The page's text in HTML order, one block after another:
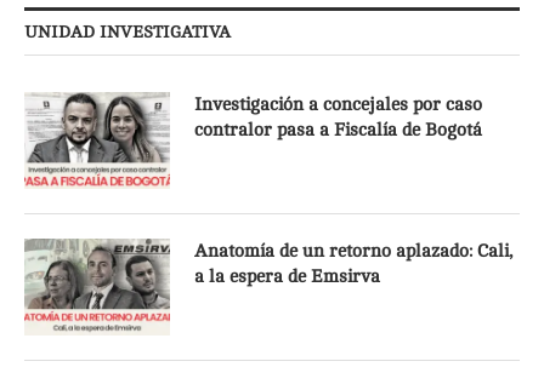
UNIDAD INVESTIGATIVA
Investigación a concejales por caso
contralor pasa a Fiscalía de Bogotá
Anatomía de un retorno aplazado: Cali,
a la espera de Emsirva